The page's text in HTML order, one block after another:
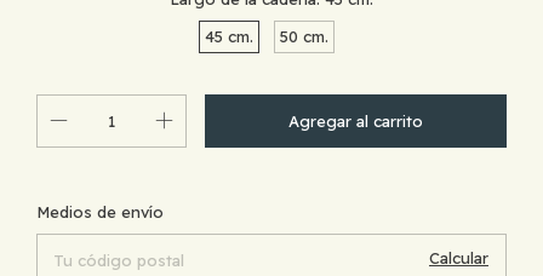
45 cm.
50 cm.
Entregas para el CP:
Medios de envío
Calcular